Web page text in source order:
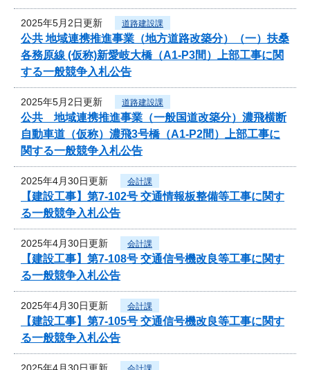
2025年5月2日更新 道路建設課
公共 地域連携推進事業（地方道路改築分）（一）扶桑
各務原線 (仮称)新愛岐大橋（A1-P3間）上部工事に関
する一般競争入札公告
2025年5月2日更新 道路建設課
公共 地域連携推進事業（一般国道改築分）濃飛横断
自動車道（仮称）濃飛3号橋（A1-P2間）上部工事に
関する一般競争入札公告
2025年4月30日更新 会計課
【建設工事】第7-102号 交通情報板整備等工事に関す
る一般競争入札公告
2025年4月30日更新 会計課
【建設工事】第7-108号 交通信号機改良等工事に関す
る一般競争入札公告
2025年4月30日更新 会計課
【建設工事】第7-105号 交通信号機改良等工事に関す
る一般競争入札公告